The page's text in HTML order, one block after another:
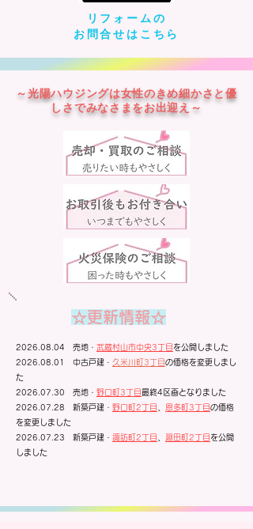
リフォームの
​お問合せはこちら
～光陽ハウジングは女性のきめ細かさと優
しさでみなさまをお出迎え～
☆更新情報☆
2026.08.04 売地・ 武蔵村山市中央3丁目 を公開しました
2026.08.01
中古戸建・ 久米川町3丁目 の価格を変更しまし
た
2026.07.30 売地・ 野口町3丁目 最終4区画となりました
2026.07.28 新築戸建・ 野口町2丁目 恩多町3丁目 の価格
を変更しました
2026.07.23 新築戸建・ 諏訪町2丁目 廻田町2丁目 を公開
しました